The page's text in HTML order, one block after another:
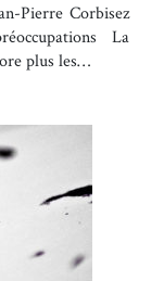
Pierre Corbisez
La
plus les…